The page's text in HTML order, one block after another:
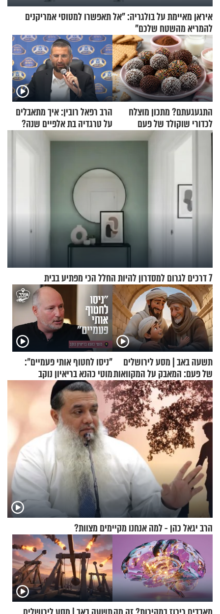
איראן מאיימת על בולגריה: "אל תאפשרו למטוסי אמריקנים
להמריא מהשטח שלכם"
התגעגעתם? מתכון מוצלח
לכדורי שוקולד של פעם
הרב רפאל רובין: איך מתאבלים
על טרגדיה בת אלפיים שנה?
7 דרכים לגרום למסדרון להיות החלל הכי מפתיע בבית
תשעה באב | מסע לירושלים
של פעם: המאבק על המקוואות
"ניסו לחטוף אותי פעמיים":
מוטי כהנא בריאיון נוקב
הרב יגאל כהן - למה אנחנו מקיימים מצוות?